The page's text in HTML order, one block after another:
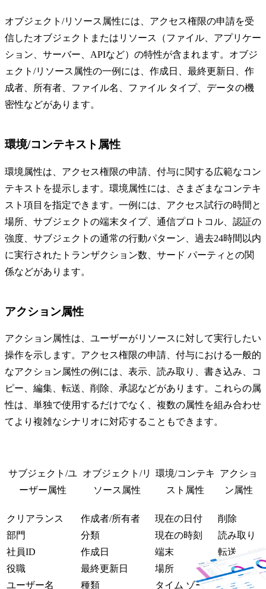
オブジェクト/リソース属性には、アクセス権限の申請を受
信したオブジェクトまたはリソース（ファイル、アプリケー
ション、サーバー、APIなど）の特性が含まれます。オブジ
ェクト/リソース属性の一例には、作成日、最終更新日、作
成者、所有者、ファイル名、ファイル タイプ、データの機
密性などがあります。
環境/コンテキスト属性
環境属性は、アクセス権限の申請、付与に関する広範なコン
テキストを提示します。環境属性には、さまざまなコンテキ
スト項目を指定できます。一例には、アクセス試行の時間と
場所、サブジェクトの端末タイプ、通信プロトコル、認証の
強度、サブジェクトの通常の行動パターン、過去24時間以内
に実行されたトランザクション数、サード パーティとの関
係などがあります。
アクション属性
アクション属性は、ユーザーがリソースに対して実行したい
操作を示します。アクセス権限の申請、付与における一般的
なアクション属性の例には、表示、読み取り、書き込み、コ
ピー、編集、転送、削除、承認などがあります。これらの属
性は、単独で使用するだけでなく、複数の属性を組み合わせ
てより複雑なシナリオに対応することもできます。
サブジェクト/ユ
ーザー属性
オブジェクト/リ
ソース属性
環境/コンテキ
スト属性
アクショ
ン属性
クリアランス
部門
社員ID
役職
ユーザー名
作成者/所有者
分類
作成日
最終更新日
種類
現在の日付
現在の時刻
端末
場所
タイム ゾーン
削除
読み取り
転送
表示
書き込み